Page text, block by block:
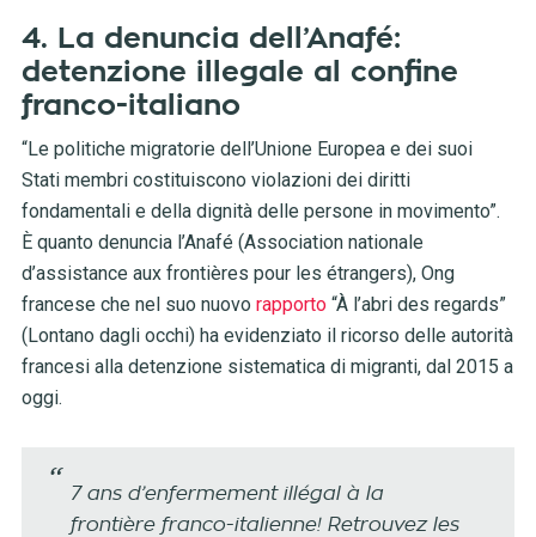
4. La denuncia dell’Anafé:
detenzione illegale al confine
franco-italiano
“Le politiche migratorie dell’Unione Europea e dei suoi
Stati membri costituiscono violazioni dei diritti
fondamentali e della dignità delle persone in movimento”.
È quanto denuncia l’Anafé (Association nationale
d’assistance aux frontières pour les étrangers), Ong
francese che nel suo nuovo rapporto“À l’abri des regards”
(Lontano dagli occhi) ha evidenziato il ricorso delle autorità
francesi alla detenzione sistematica di migranti, dal 2015 a
oggi.
7 ans d’enfermement illégal à la
frontière franco-italienne! Retrouvez les